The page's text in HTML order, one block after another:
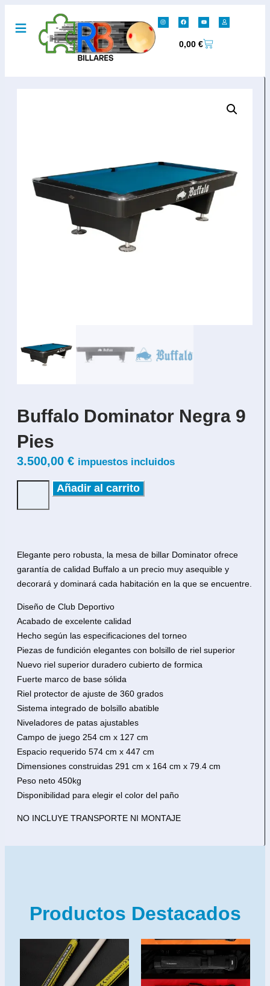
0,00 €
Buffalo Dominator Negra 9
Pies
3.500,00 € impuestos incluidos
Añadir al carrito
Elegante pero robusta, la mesa de billar Dominator ofrece
garantía de calidad Buffalo a un precio muy asequible y
decorará y dominará cada habitación en la que se encuentre.
Diseño de Club Deportivo
Acabado de excelente calidad
Hecho según las especificaciones del torneo
Piezas de fundición elegantes con bolsillo de riel superior
Nuevo riel superior duradero cubierto de formica
Fuerte marco de base sólida
Riel protector de ajuste de 360 grados
Sistema integrado de bolsillo abatible
Niveladores de patas ajustables
Campo de juego 254 cm x 127 cm
Espacio requerido 574 cm x 447 cm
Dimensiones construidas 291 cm x 164 cm x 79.4 cm
Peso neto 450kg
Disponibilidad para elegir el color del paño
NO INCLUYE TRANSPORTE NI MONTAJE
Productos Destacados